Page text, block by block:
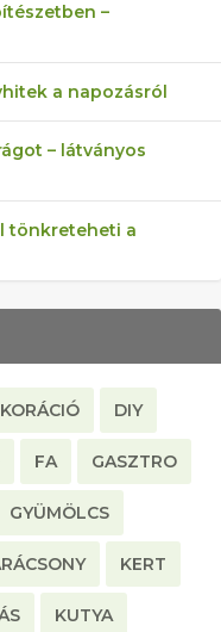
–
a napozásról
– látványos
tönkreteheti a
DIY
FA GASZTRO
GYÜMÖLCS
KERT
KUTYA